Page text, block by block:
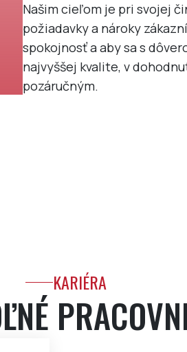
Našim cieľom je pri svojej
požiadavky a nároky
spokojnosť a aby sa s
najvyššej kvalite, v
pozáručným.
KARIÉRA